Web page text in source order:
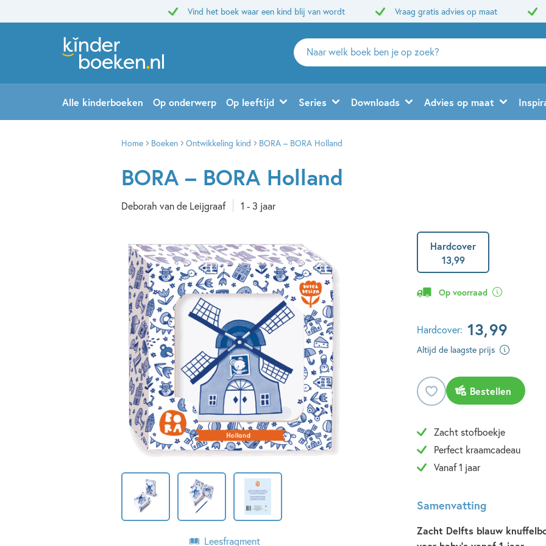
Vind het boek waar een kind blij van wordt Vraag gratis advies op maat
Zoeken
naar
en
uitgevers
Alle kinderboeken Op onderwerp Op leeftijd Series Downloads Advies op maat
Home Boeken Ontwikkeling kind BORA – BORA Holland
BORA – BORA Holland
Deborah van de Leijgraaf 1 - 3 jaar
Leesfragment
Hardcover
13,99
Op voorraad
Hardcover: 13,99
Altijd de laagste prijs
Bestellen
Zacht stofboekje
Perfect kraamcadeau
Vanaf 1 jaar
Samenvatting
Zacht Delfts blauw